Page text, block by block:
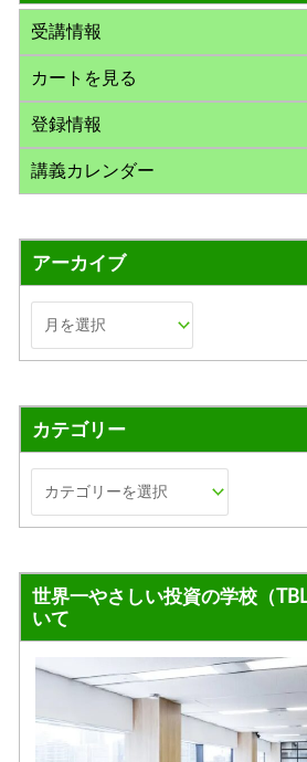
:
受講情報
カートを見る
登録情報
講義カレンダー
アーカイブ
カテゴリー
世界一やさしい投資の学校（
いて